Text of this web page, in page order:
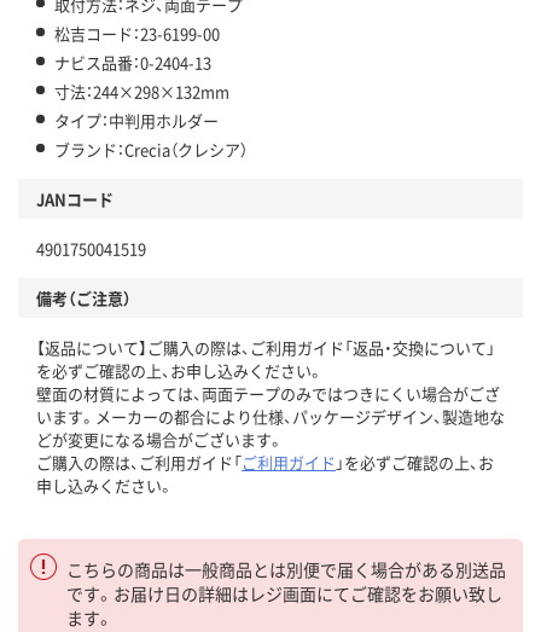
松吉コード：23-6199-00
ナビス品番：0-2404-13
寸法：244×298×132mm
タイプ：中判用ホルダー
ブランド：Crecia（クレシア）
JANコード
4901750041519
備考（ご注意）
【返品について】ご購入の際は、ご利用ガイド「返品・交換について」
を必ずご確認の上、お申し込みください。
壁面の材質によっては、両面テープのみではつきにくい場合がござ
います。メーカーの都合により仕様、パッケージデザイン、製造地な
どが変更になる場合がございます。
ご購入の際は、ご利用ガイド「ご利用ガイド 」を必ずご確認の上、お
申し込みください。
こちらの商品は一般商品とは別便で届く場合がある別送品
です。お届け日の詳細はレジ画面にてご確認をお願い致し
ます。